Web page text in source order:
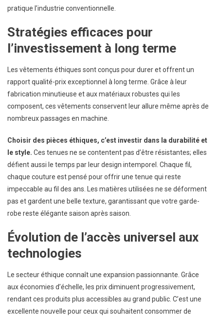
pratique l’industrie conventionnelle.
Stratégies efficaces pour
l’investissement à long terme
Les vêtements éthiques sont conçus pour durer et offrent un
rapport qualité-prix exceptionnel à long terme. Grâce à leur
fabrication minutieuse et aux matériaux robustes qui les
composent, ces vêtements conservent leur allure même après de
nombreux passages en machine.
Choisir des pièces éthiques, c’est investir dans la durabilité et
le style. Ces tenues ne se contentent pas d’être résistantes; elles
défient aussi le temps par leur design intemporel. Chaque fil,
chaque couture est pensé pour offrir une tenue qui reste
impeccable au fil des ans. Les matières utilisées ne se déforment
pas et gardent une belle texture, garantissant que votre garde-
robe reste élégante saison après saison.
Évolution de l’accès universel aux
technologies
Le secteur éthique connaît une expansion passionnante. Grâce
aux économies d’échelle, les prix diminuent progressivement,
rendant ces produits plus accessibles au grand public. C’est une
excellente nouvelle pour ceux qui souhaitent consommer de